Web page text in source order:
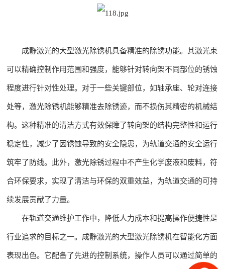
成静激光的大型激光除锈机具备精准的除锈功能。其激光束
可以精确控制作用范围和强度，能够针对转向架不同部位的锈蚀
程度进行针对性处理。对于一些关键部位，如轴承座、轮对连接
处等，激光除锈机能够精准去除锈迹，而不损伤其精密的机械结
构。这种精准的清洁方式有效保障了转向架的结构完整性和运行
稳定性，减少了因锈蚀导致的安全隐患，为轨道交通的安全运行
筑牢了防线。此外，激光除锈过程中不产生化学废液和废料，符
合环保要求，实现了清洁与环保的双重效益，为轨道交通的可持
续发展贡献了力量。
在轨道交通维护工作中，降低人力成本和提高操作便捷性是
行业追求的目标之一。成静激光的大型激光除锈机在智能化方面
表现出色。它配备了先进的控制系统，操作人员可以通过简单的